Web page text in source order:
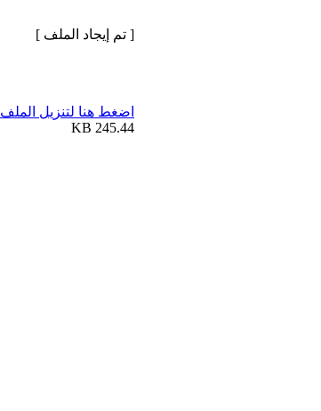
[ تم إيجاد الملف ]
اضغط هنا لتنزيل الملف
245.44 KB